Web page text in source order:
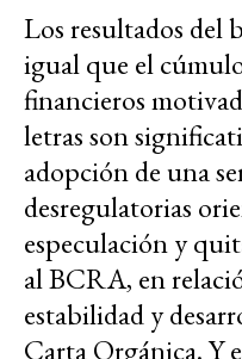
Los resultados del
igual que el
financieros
letras son
adopción de una
desregulatorias
especulación y
al BCRA, en
estabilidad y
Carta Orgánica. Y